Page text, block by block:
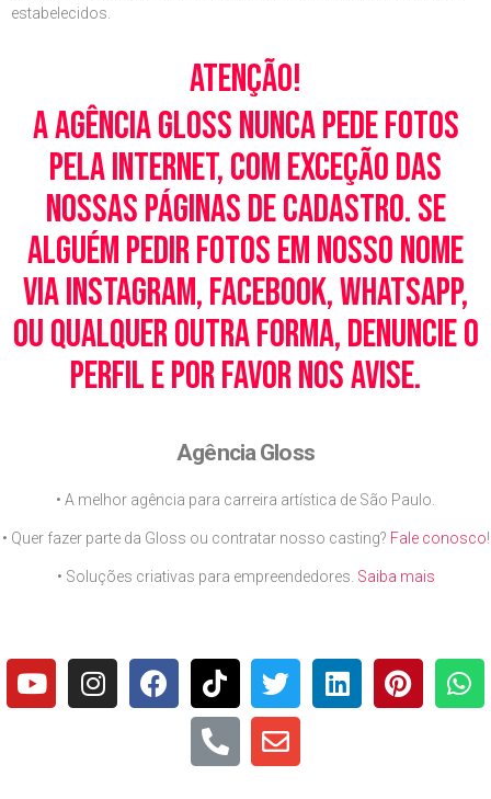
estabelecidos.
Atenção!
A Agência Gloss nunca pede fotos
pela Internet, com exceção das
nossas páginas de cadastro. Se
alguém pedir fotos em nosso nome
via Instagram, Facebook, WhatsApp,
ou qualquer outra forma, denuncie o
perfil e por favor nos avise.
Agência Gloss
• A melhor agência para carreira artística de São Paulo.
• Quer fazer parte da Gloss ou contratar nosso casting? Fale conosco!
• Soluções criativas para empreendedores. Saiba mais